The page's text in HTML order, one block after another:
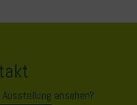
ansehen?